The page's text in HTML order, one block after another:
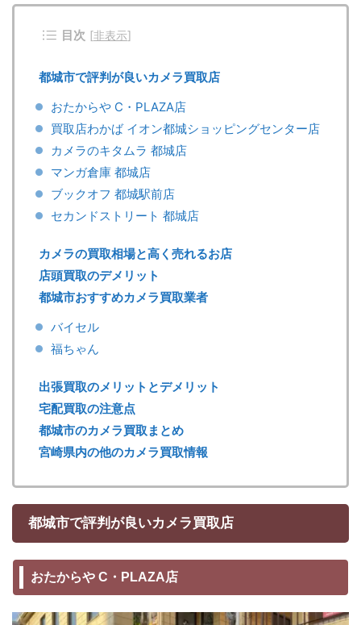
目次 [非表示]
都城市で評判が良いカメラ買取店
おたからや C・PLAZA店
買取店わかば イオン都城ショッピングセンター店
カメラのキタムラ 都城店
マンガ倉庫 都城店
ブックオフ 都城駅前店
セカンドストリート 都城店
カメラの買取相場と高く売れるお店
店頭買取のデメリット
都城市おすすめカメラ買取業者
バイセル
福ちゃん
出張買取のメリットとデメリット
宅配買取の注意点
都城市のカメラ買取まとめ
宮崎県内の他のカメラ買取情報
都城市で評判が良いカメラ買取店
おたからや C・PLAZA店